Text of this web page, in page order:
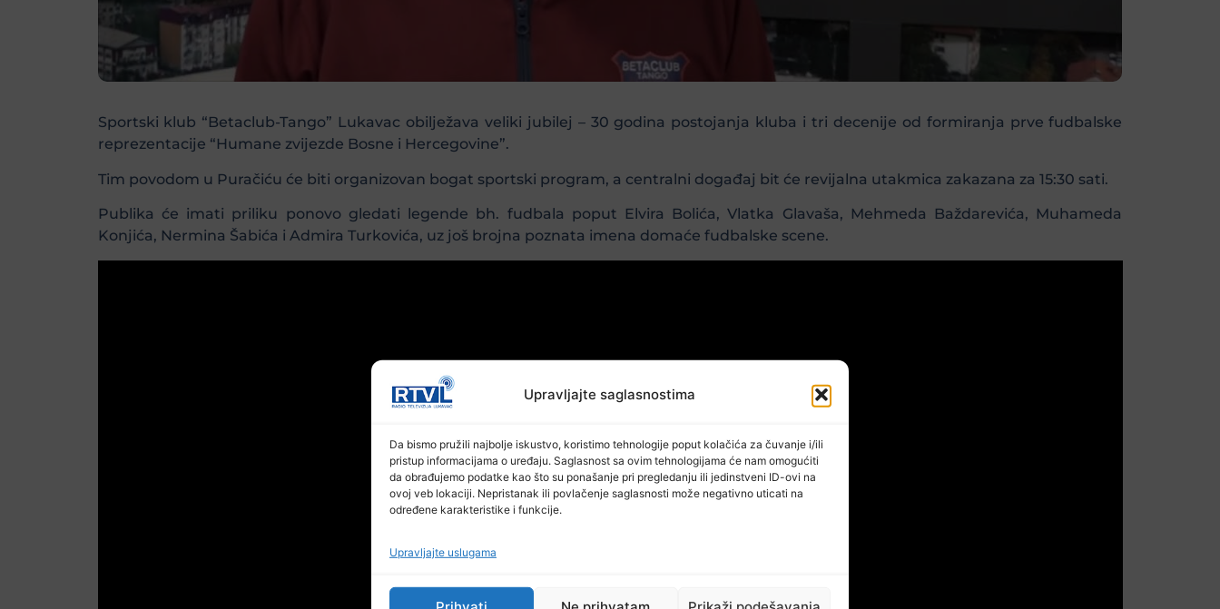
Upravljajte saglasnostima
Da bismo pružili najbolje iskustvo, koristimo tehnologije poput kolačića za čuvanje i/ili
pristup informacijama o uređaju. Saglasnost sa ovim tehnologijama će nam omogućiti
da obrađujemo podatke kao što su ponašanje pri pregledanju ili jedinstveni ID-ovi na
ovoj veb lokaciji. Nepristanak ili povlačenje saglasnosti može negativno uticati na
određene karakteristike i funkcije.
Upravljajte uslugama
Sportski klub “Betaclub-Tango” Lukavac obilježava veliki jubilej – 30 godina postojanja kluba i tri decenije od formiranja prve fudbalske
reprezentacije “Humane zvijezde Bosne i Hercegovine”.
Tim povodom u Puračiću će biti organizovan bogat sportski program, a centralni događaj bit će revijalna utakmica zakazana za 15:30 sati.
Publika će imati priliku ponovo gledati legende bh. fudbala poput Elvira Bolića, Vlatka Glavaša, Mehmeda Baždarevića, Muhameda
Konjića, Nermina Šabića i Admira Turkovića, uz još brojna poznata imena domaće fudbalske scene.